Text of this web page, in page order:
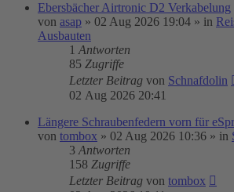
Ebersbächer Airtronic D2 Verkabelung
von asap » 02 Aug 2026 19:04 » in
Ausbauten
1 Antworten
85 Zugriffe
Letzter Beitrag von Schnafdolin
02 Aug 2026 20:41
Längere Schraubenfedern vorn für
von tombox » 02 Aug 2026 10:36 » in
3 Antworten
158 Zugriffe
Letzter Beitrag von tombox